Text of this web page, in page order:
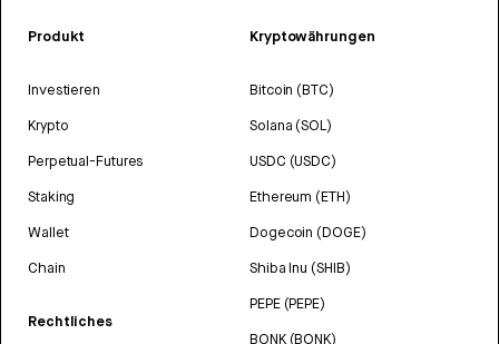
Produkt
Investieren
Krypto
Perpetual-Futures
Staking
Wallet
Chain
Rechtliches
Kryptowährungen
Bitcoin (BTC)
Solana (SOL)
USDC (USDC)
Ethereum (ETH)
Dogecoin (DOGE)
Shiba Inu (SHIB)
PEPE (PEPE)
BONK (BONK)